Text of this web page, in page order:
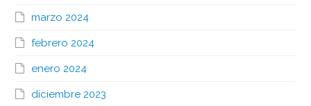
marzo 2024
febrero 2024
enero 2024
diciembre 2023